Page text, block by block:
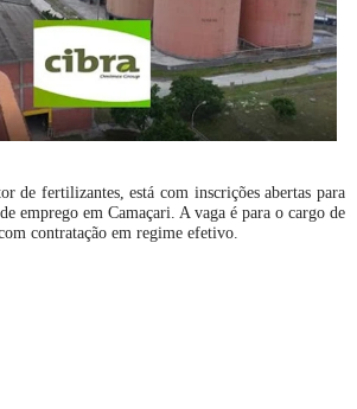
de fertilizantes, está com inscrições abertas para
emprego em Camaçari. A vaga é para o cargo de
contratação em regime efetivo.